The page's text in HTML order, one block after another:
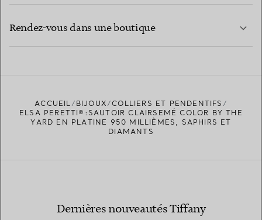
Rendez-vous dans une boutique
TROUVEZ LA BOUTIQUE LA PLUS PROCHE
ACCUEIL BIJOUX
COLLIERS ET PENDENTIFS
ELSA PERETTI®:SAUTOIR CLAIRSEMÉ COLOR BY THE
YARD EN PLATINE 950 MILLIÈMES, SAPHIRS ET
DIAMANTS
Dernières nouveautés Tiffany